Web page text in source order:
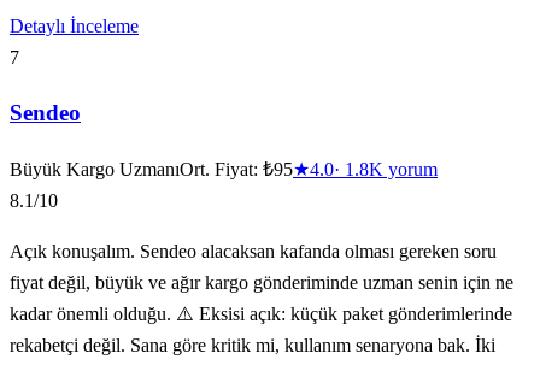
Detaylı İnceleme
7
Sendeo
Büyük Kargo UzmanıOrt. Fiyat: ₺95★4.0· 1.8K yorum
8.1/10
Açık konuşalım. Sendeo alacaksan kafanda olması gereken soru
fiyat değil, büyük ve ağır kargo gönderiminde uzman senin için ne
kadar önemli olduğu. ⚠️ Eksisi açık: küçük paket gönderimlerinde
rekabetçi değil. Sana göre kritik mi, kullanım senaryona bak. İki